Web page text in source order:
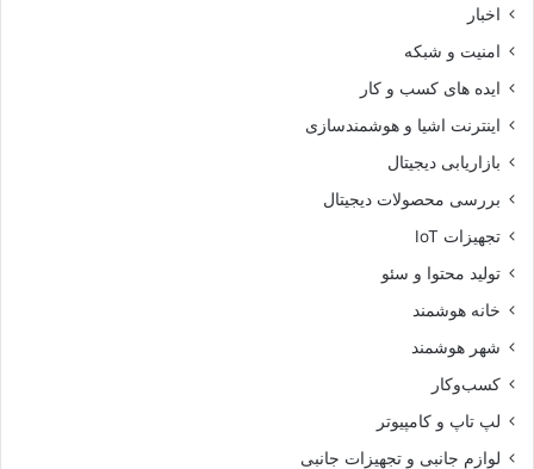
اخبار
امنیت و شبکه
ایده های کسب و کار
اینترنت اشیا و هوشمندسازی
بازاریابی دیجیتال
بررسی محصولات دیجیتال
تجهیزات IoT
تولید محتوا و سئو
خانه هوشمند
شهر هوشمند
کسب‌وکار
لپ تاپ و کامپیوتر
لوازم جانبی و تجهیزات جانبی